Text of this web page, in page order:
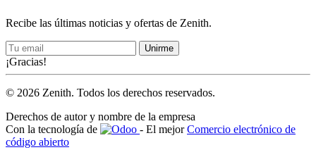
Recibe las últimas noticias y ofertas de Zenith.
Unirme
¡Gracias!
© 2026 Zenith. Todos los derechos reservados.
Derechos de autor y nombre de la empresa
Con la tecnología de
- El mejorComercio electrónico de
código abierto